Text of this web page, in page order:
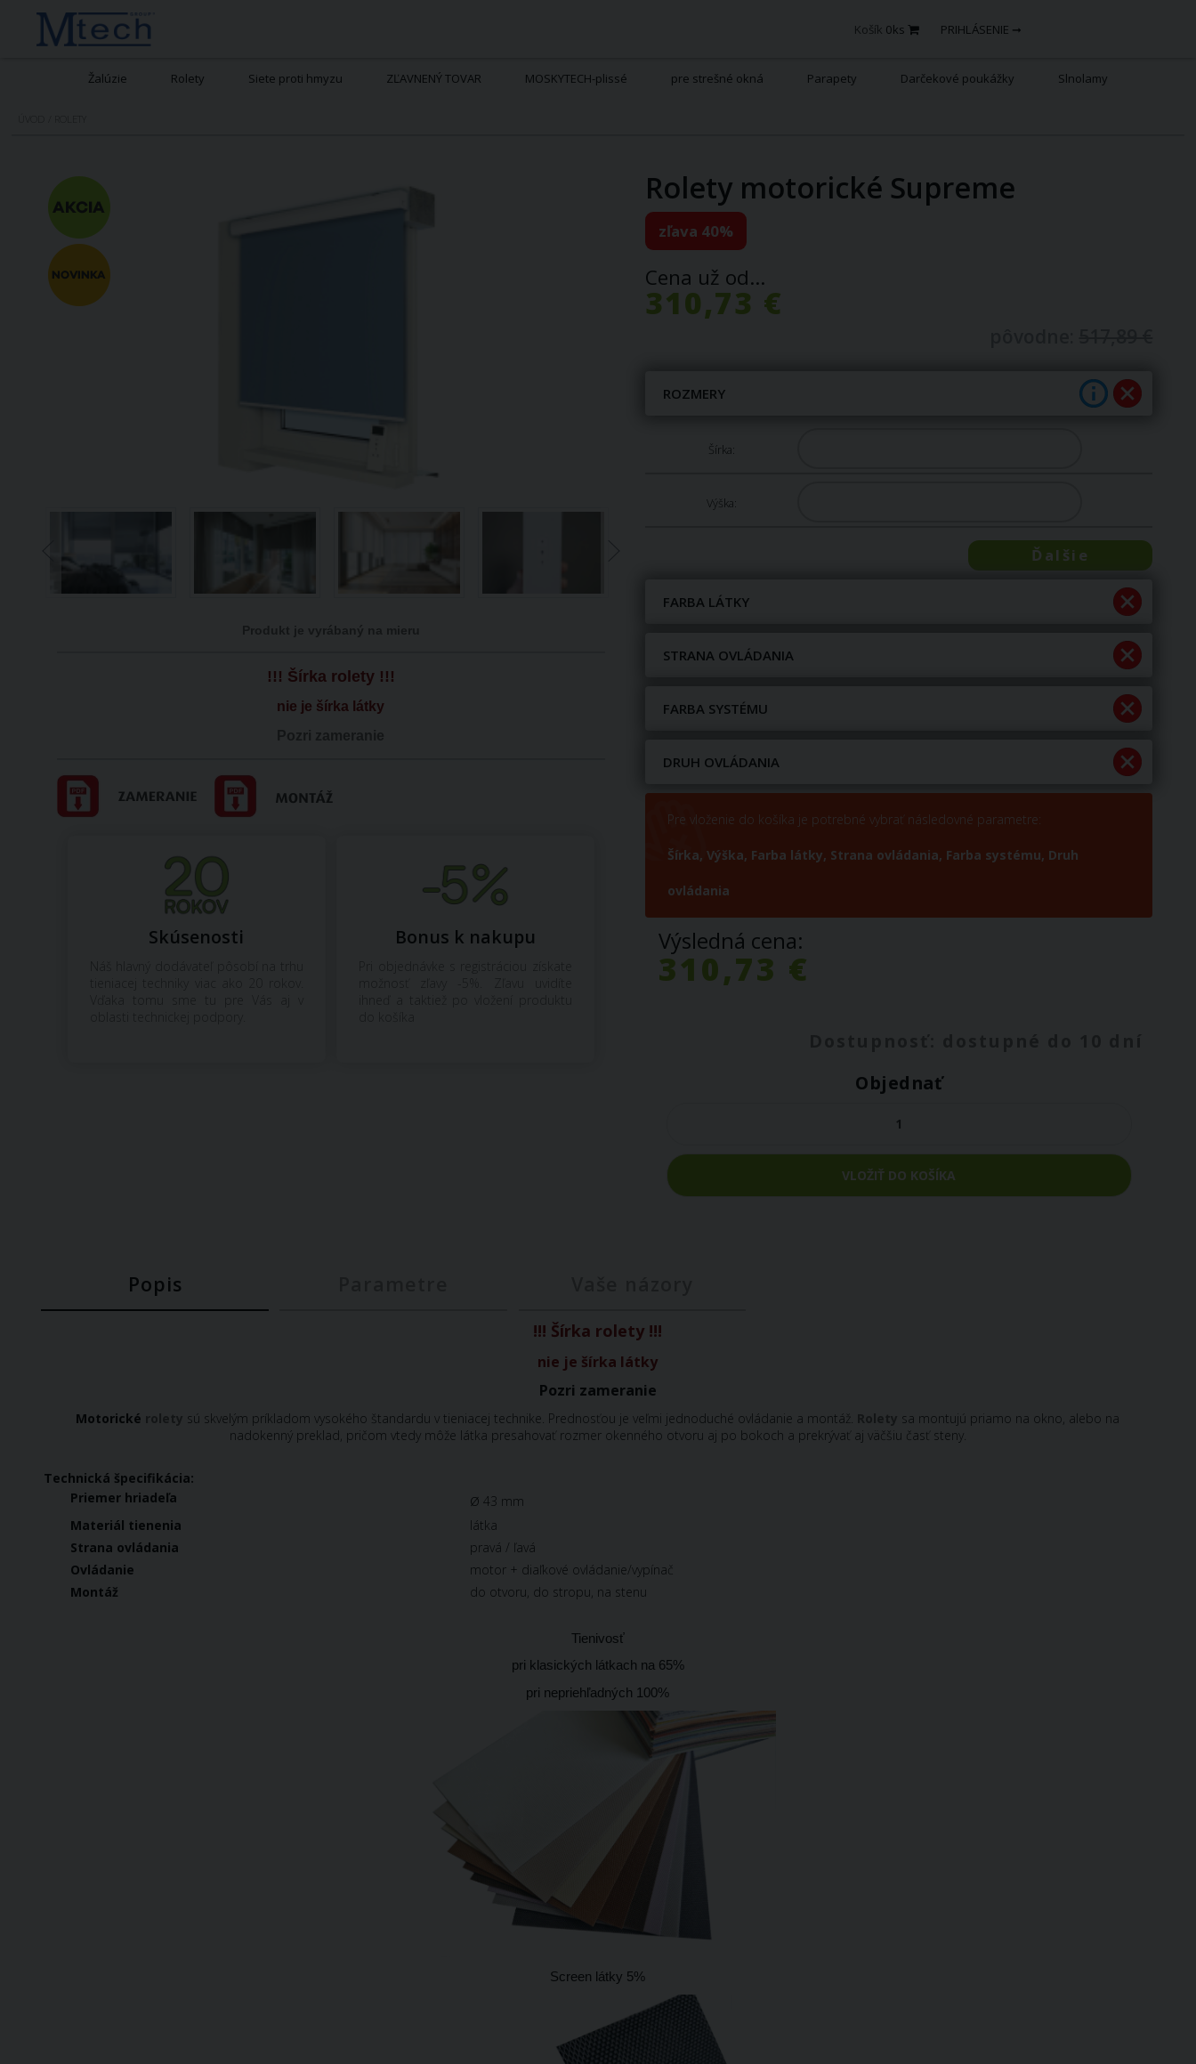
Košík 0ks PRIHLÁSENIE ➞
Žalúzie Rolety Siete proti hmyzu ZĽAVNENÝ TOVAR MOSKYTECH-plissé pre strešné okná Parapety Darčekové poukážky Slnolamy
!!! Šírka rolety !!!
nie je šírka látky
Skúsenosti Bonus k nakupu
Rolety motorické Supreme
zľava 40%
Cena už od...
310,73 €
ROZMERY
Šírka:
Výška:
Ďalšie
FARBA LÁTKY
STRANA OVLÁDANIA
FARBA SYSTÉMU
DRUH OVLÁDANIA
Pre vloženie do košíka je potrebné vybrať následovné parametre:
Šírka,Výška, Farba látky, Strana ovládania, Farba systému, Druh
ovládania
Výsledná cena:
310,73 €
Objednať
VLOŽIŤ DO KOŠÍKA
Popis
!!! Šírka rolety !!!
nie je šírka látky
Pozri zameranie
Motorické sú skvelým príkladom vysokého štandardu v tieniacej technike. Prednosťou je veľmi jednoduché ovládanie a montáž.
sa montujú priamo na okno, alebo na
nadokenný preklad, pričom vtedy môže látka presahovať rozmer okenného otvoru aj po bokoch a prekrývať aj väčšiu časť steny.
Technická špecifikácia:
Priemer hriadeľa
ø 43 mm
Materiál tienenia
látka
Strana ovládania
pravá / ľavá
Ovládanie
motor + diaľkové ovládanie/vypínač
Montáž
do otvoru, do stropu, na stenu
Tienivosť
pri klasických látkach na 65%
pri nepriehľadných 100%
Screen látky 5%